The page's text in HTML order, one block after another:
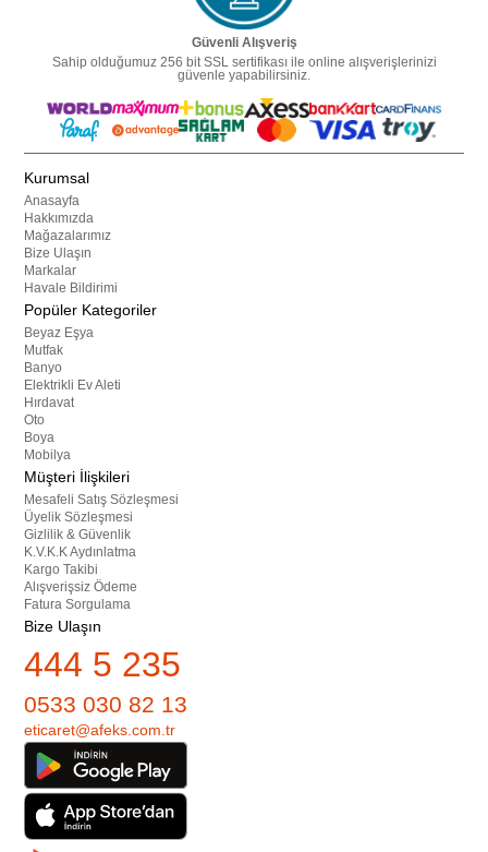
Güvenli Alışveriş
Sahip olduğumuz 256 bit SSL sertifikası ile online alışverişlerinizi
güvenle yapabilirsiniz.
Kurumsal
Anasayfa
Hakkımızda
Mağazalarımız
Bize Ulaşın
Markalar
Havale Bildirimi
Popüler Kategoriler
Beyaz Eşya
Mutfak
Banyo
Elektrikli Ev Aleti
Hırdavat
Oto
Boya
Mobilya
Müşteri İlişkileri
Mesafeli Satış Sözleşmesi
Üyelik Sözleşmesi
Gizlilik & Güvenlik
K.V.K.K Aydınlatma
Kargo Takibi
Alışverişsiz Ödeme
Fatura Sorgulama
Bize Ulaşın
444 5 235
0533 030 82 13
eticaret@afeks.com.tr